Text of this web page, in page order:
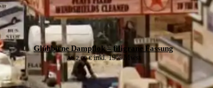
Glühbirne Dampflok – filigrane Fassung
Ab 2,00€ inkl. 19% Mwst